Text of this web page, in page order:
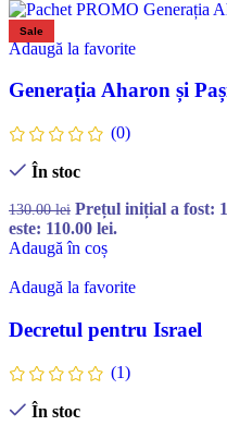
Sale
Adaugă la favorite
Generația Aharon și
(0)
În stoc
130.00lei Prețul inițial a fost:
este: 110.00 lei.
Adaugă în coș
Adaugă la favorite
Decretul pentru Israel
(1)
În stoc